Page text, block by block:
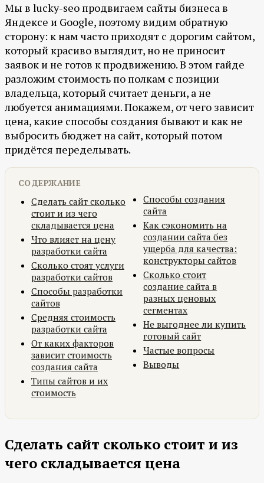
Мы в lucky-seo продвигаем сайты бизнеса в
Яндексе и Google, поэтому видим обратную
сторону: к нам часто приходят с дорогим сайтом,
который красиво выглядит, но не приносит
заявок и не готов к продвижению. В этом гайде
разложим стоимость по полкам с позиции
владельца, который считает деньги, а не
любуется анимациями. Покажем, от чего зависит
цена, какие способы создания бывают и как не
выбросить бюджет на сайт, который потом
придётся переделывать.
СОДЕРЖАНИЕ
Сделать сайт сколько
стоит и из чего
складывается цена
Что влияет на цену
разработки сайта
Сколько стоят услуги
разработки сайтов
Способы разработки
сайтов
Средняя стоимость
разработки сайта
От каких факторов
зависит стоимость
создания сайта
Типы сайтов и их
стоимость
Способы создания
сайта
Как сэкономить на
создании сайта без
ущерба для качества:
конструкторы сайтов
Сколько стоит
создание сайта в
разных ценовых
сегментах
Не выгоднее ли купить
готовый сайт
Частые вопросы
Выводы
Сделать сайт сколько стоит и из
чего складывается цена